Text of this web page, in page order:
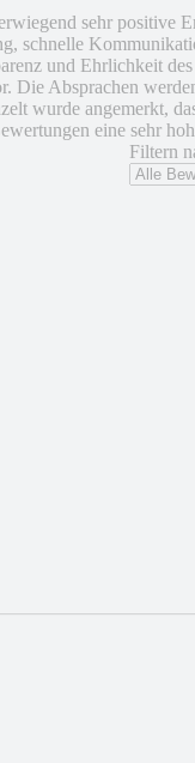
sehr positive
schnelle
und Ehrlichkeit
Die Absprachen
wurde angemerkt,
eine sehr
Filtern